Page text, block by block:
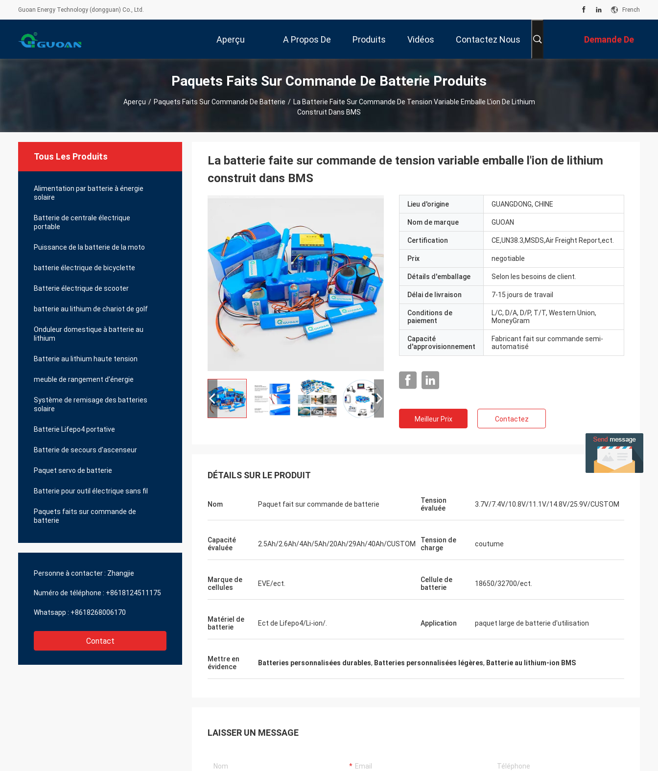
Guoan Energy Technology (dongguan) Co., Ltd. French
Aperçu A Propos De
Nous
Produits Vidéos Contactez Nous Demande De
Soumission
Paquets Faits Sur Commande De Batterie Produits
Aperçu / Paquets Faits Sur Commande De Batterie / La Batterie Faite Sur Commande De Tension Variable Emballe L'ion De Lithium
Construit Dans BMS
Tous Les Produits
Alimentation par batterie à énergie
solaire
Batterie de centrale électrique
portable
Puissance de la batterie de la moto
batterie électrique de bicyclette
Batterie électrique de scooter
batterie au lithium de chariot de golf
Onduleur domestique à batterie au
lithium
Batterie au lithium haute tension
meuble de rangement d'énergie
Système de remisage des batteries
solaire
Batterie Lifepo4 portative
Batterie de secours d'ascenseur
Paquet servo de batterie
Batterie pour outil électrique sans fil
Paquets faits sur commande de
batterie
Personne à contacter : Zhangjie
Numéro de téléphone : +8618124511175
Whatsapp : +8618268006170
Contact
La batterie faite sur commande de tension variable emballe l'ion de lithium
construit dans BMS
Lieu d'origine GUANGDONG, CHINE
Nom de marque GUOAN
Certification CE,UN38.3,MSDS,Air Freight Report,ect.
Prix negotiable
Détails d'emballage Selon les besoins de client.
Délai de livraison 7-15 jours de travail
Conditions de
paiement
L/C, D/A, D/P, T/T, Western Union,
MoneyGram
Capacité
d'approvisionnement
Fabricant fait sur commande semi-
automatisé
Meilleur Prix Contactez
DÉTAILS SUR LE PRODUIT
Nom Paquet fait sur commande de batterie
Tension
évaluée
3.7V/7.4V/10.8V/11.1V/14.8V/25.9V/CUSTOM
Capacité
évaluée
2.5Ah/2.6Ah/4Ah/5Ah/20Ah/29Ah/40Ah/CUSTOM
Tension de
charge
coutume
Marque de
cellules
EVE/ect.
Cellule de
batterie
18650/32700/ect.
Matériel de
batterie
Ect de Lifepo4/Li-ion/. Application paquet large de batterie d'utilisation
Mettre en
évidence
Batteries personnalisées durables, Batteries personnalisées légères, Batterie au lithium-ion BMS
LAISSER UN MESSAGE